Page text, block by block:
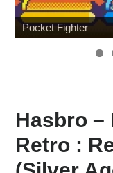
Japan Expo :
Hasbro –
Retro :